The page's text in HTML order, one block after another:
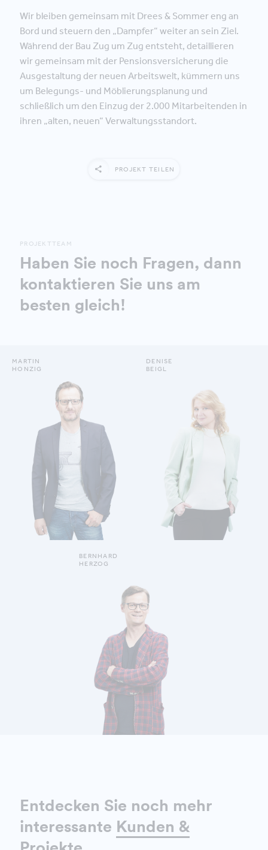
Wir bleiben gemeinsam mit Drees & Sommer eng an
Bord und steuern den „Dampfer“ weiter an sein Ziel.
Während der Bau Zug um Zug entsteht, detaillieren
wir gemeinsam mit der Pensionsversicherung die
Ausgestaltung der neuen Arbeitswelt, kümmern uns
um Belegungs- und Möblierungsplanung und
schließlich um den Einzug der 2.000 Mitarbeitenden in
ihren „alten, neuen“ Verwaltungsstandort.
PROJEKT TEILEN
PROJEKTTEAM
Haben Sie noch Fragen, dann
kontaktieren Sie uns am
besten gleich!
DETAILS ANZEIGEN
MARTIN
HONZIG
DETAILS ANZEIGEN
DENISE
BEIGL
DETAILS ANZEIGEN
BERNHARD
HERZOG
Entdecken Sie noch mehr
interessante Kunden &